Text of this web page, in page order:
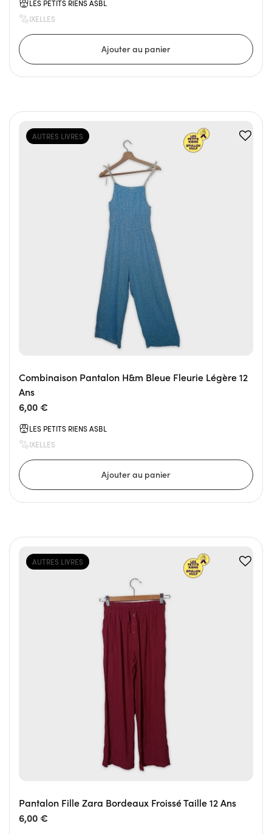
LES PETITS RIENS ASBL
IXELLES
AUTRES LIVRES
Combinaison Pantalon H&m Bleue Fleurie Légère 12
Ans
6,00 €
LES PETITS RIENS ASBL
IXELLES
AUTRES LIVRES
Pantalon Fille Zara Bordeaux Froissé Taille 12 Ans
6,00 €